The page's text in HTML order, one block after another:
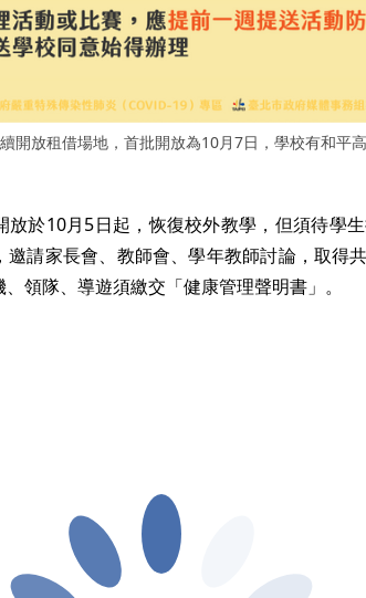
開放租借場地，首批開放為10月7日，學校有和平
放於10月5日起，恢復校外教學，但須待學
邀請家長會、教師會、學年教師討論，取得
領隊、導遊須繳交「健康管理聲明書」。